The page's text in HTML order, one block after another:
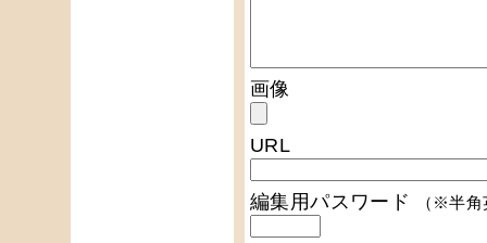
画像
URL
編集用パスワード （※半